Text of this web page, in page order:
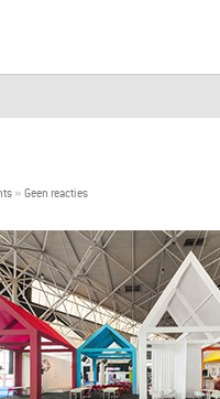
» Geen reacties